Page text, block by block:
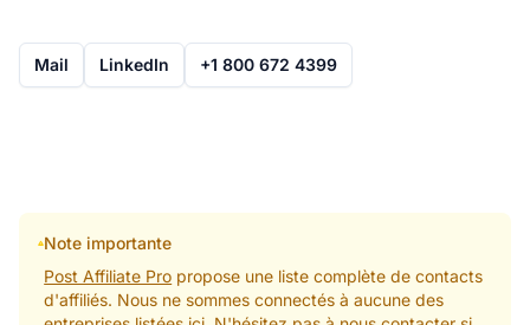
Mail LinkedIn +1 800 672 4399
Note importante
Post Affiliate Pro propose une liste complète de contacts
d'affiliés. Nous ne sommes connectés à aucune des